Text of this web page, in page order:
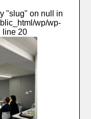
"slug" on null in
wp/wp-
line 20